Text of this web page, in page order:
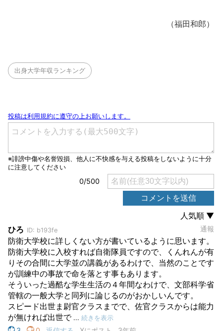
（福田和郎）
出身大学年収ランキング